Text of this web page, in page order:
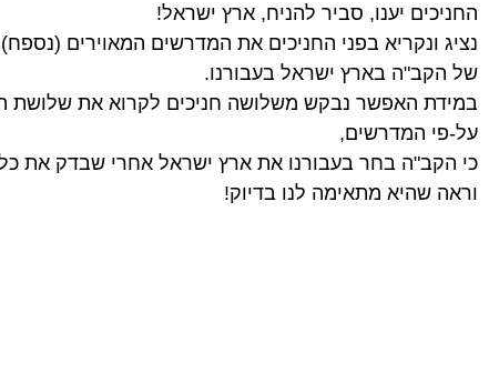
החניכים יענו, סביר להניח, ארץ ישראל!
נציג ונקריא בפני החניכים את המדרשים המאוירים
של הקב"ה בארץ ישראל בעבורנו.
במידת האפשר נבקש משלושה חניכים לקרוא את שלושת
על-פי המדרשים,
כי הקב"ה בחר בעבורנו את ארץ ישראל אחרי שבדק את
וראה שהיא מתאימה לנו בדיוק!